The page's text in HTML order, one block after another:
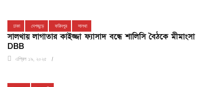
ঢাকা দেশজুড়ে ফরিদপুর সালথা
সালথায় লাগাতার কাইজ্জা ফ্যাসাদ বন্ধে শালিসি বৈঠকে মীমাংসা
DBB
এপ্রিল ১৯, ২০২৫